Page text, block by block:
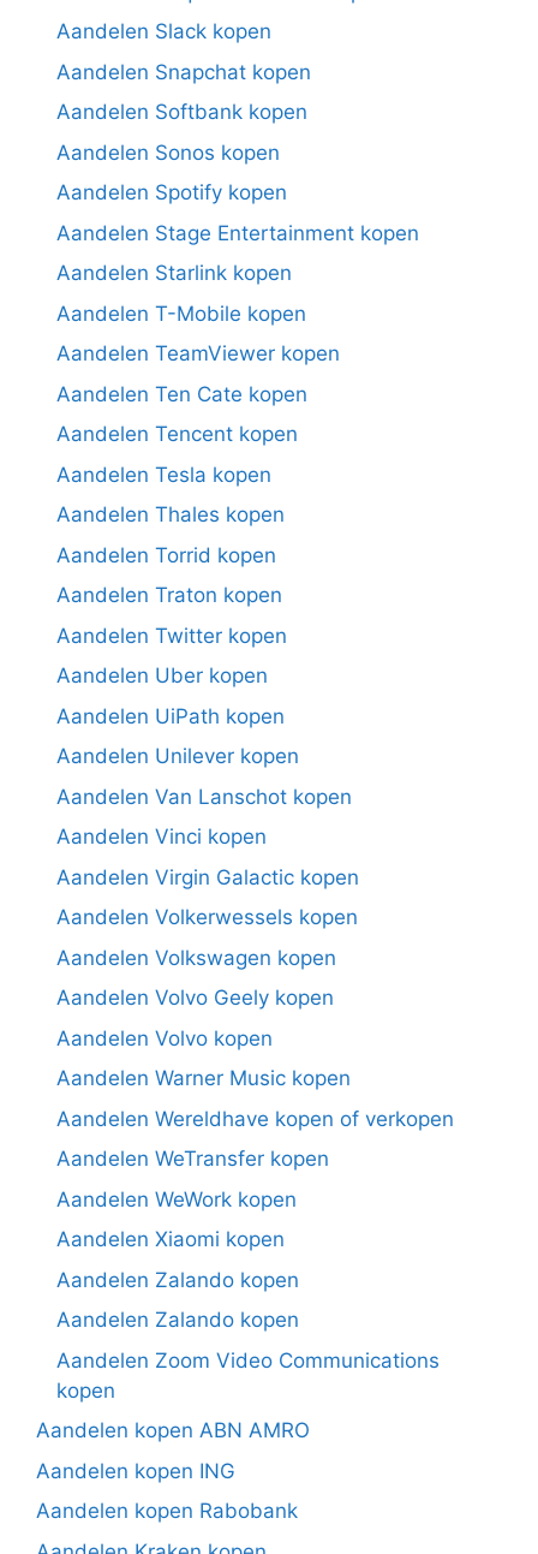
Aandelen Slack kopen
Aandelen Snapchat kopen
Aandelen Softbank kopen
Aandelen Sonos kopen
Aandelen Spotify kopen
Aandelen Stage Entertainment kopen
Aandelen Starlink kopen
Aandelen T-Mobile kopen
Aandelen TeamViewer kopen
Aandelen Ten Cate kopen
Aandelen Tencent kopen
Aandelen Tesla kopen
Aandelen Thales kopen
Aandelen Torrid kopen
Aandelen Traton kopen
Aandelen Twitter kopen
Aandelen Uber kopen
Aandelen UiPath kopen
Aandelen Unilever kopen
Aandelen Van Lanschot kopen
Aandelen Vinci kopen
Aandelen Virgin Galactic kopen
Aandelen Volkerwessels kopen
Aandelen Volkswagen kopen
Aandelen Volvo Geely kopen
Aandelen Volvo kopen
Aandelen Warner Music kopen
Aandelen Wereldhave kopen of verkopen
Aandelen WeTransfer kopen
Aandelen WeWork kopen
Aandelen Xiaomi kopen
Aandelen Zalando kopen
Aandelen Zalando kopen
Aandelen Zoom Video Communications
kopen
Aandelen kopen ABN AMRO
Aandelen kopen ING
Aandelen kopen Rabobank